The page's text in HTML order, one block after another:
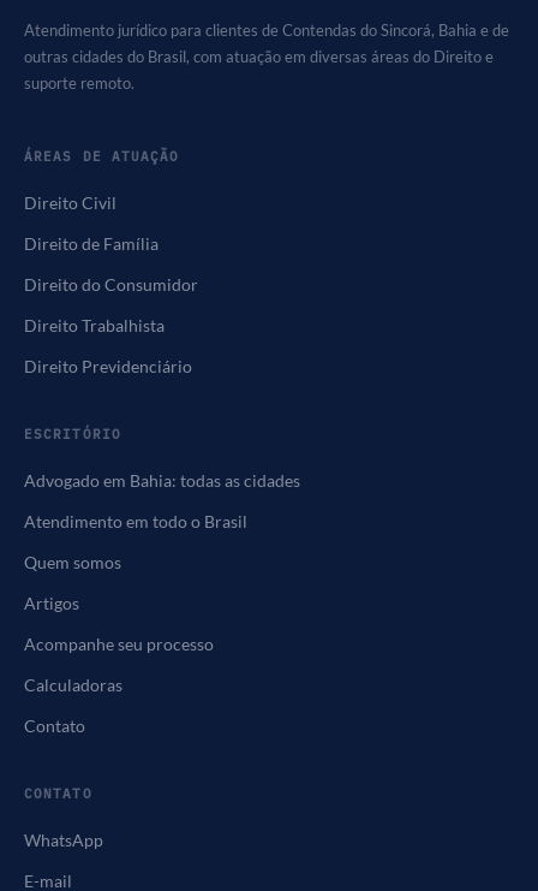
Atendimento jurídico para clientes de Contendas do Sincorá, Bahia e de
outras cidades do Brasil, com atuação em diversas áreas do Direito e
suporte remoto.
ÁREAS DE ATUAÇÃO
Direito Civil
Direito de Família
Direito do Consumidor
Direito Trabalhista
Direito Previdenciário
ESCRITÓRIO
Advogado em Bahia: todas as cidades
Atendimento em todo o Brasil
Quem somos
Artigos
Acompanhe seu processo
Calculadoras
Contato
CONTATO
WhatsApp
E-mail